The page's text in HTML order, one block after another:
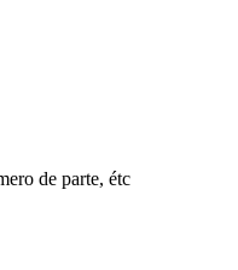
de parte, étc